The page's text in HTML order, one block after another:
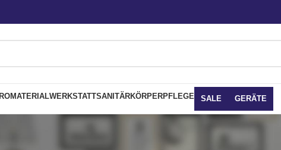
WERKSTATTSANITÄRKÖRPERPFLEGE SALE GERÄTE